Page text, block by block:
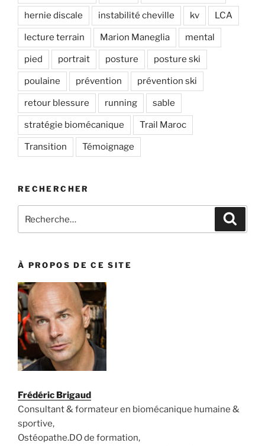
hernie discale instabilité cheville kv LCA
lecture terrain Marion Maneglia mental
pied portrait posture posture ski
poulaine prévention prévention ski
retour blessure running sable
stratégie biomécanique Trail Maroc
Transition Témoignage
RECHERCHER
pour
À PROPOS DE CE SITE
Frédéric Brigaud
Consultant & formateur en biomécanique humaine &
sportive,
Ostéopathe.DO de formation,